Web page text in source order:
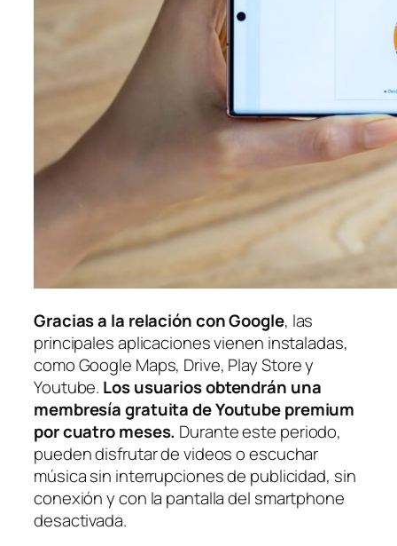
Gracias a la relación con Google, las
principales aplicaciones vienen instaladas,
como Google Maps, Drive, Play Store y
Youtube. Los usuarios obtendrán una
membresía gratuita de Youtube premium
por cuatro meses. Durante este periodo,
pueden disfrutar de videos o escuchar
música sin interrupciones de publicidad, sin
conexión y con la pantalla del smartphone
desactivada.